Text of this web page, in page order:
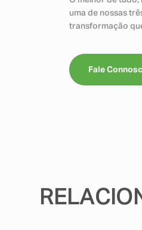
uma de nossas
transformação
Fale